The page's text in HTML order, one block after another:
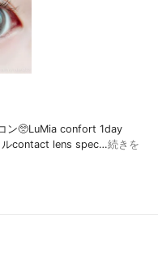
ン🥺LuMia confort 1day
ルcontact lens spec…続きを